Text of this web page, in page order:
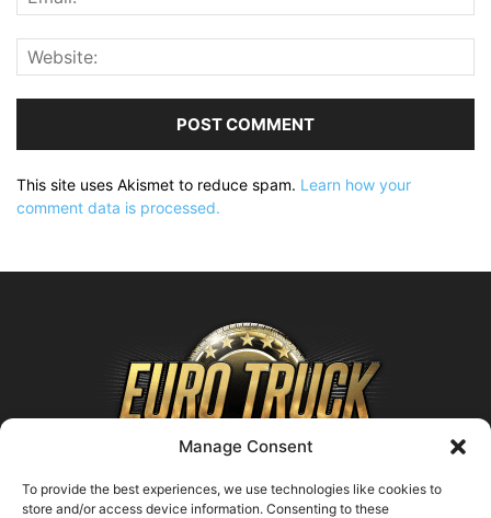
Manage Consent
To provide the best experiences, we use technologies like cookies to
store and/or access device information. Consenting to these
This site uses Akismet to reduce spam. Learn how your
comment data is processed.